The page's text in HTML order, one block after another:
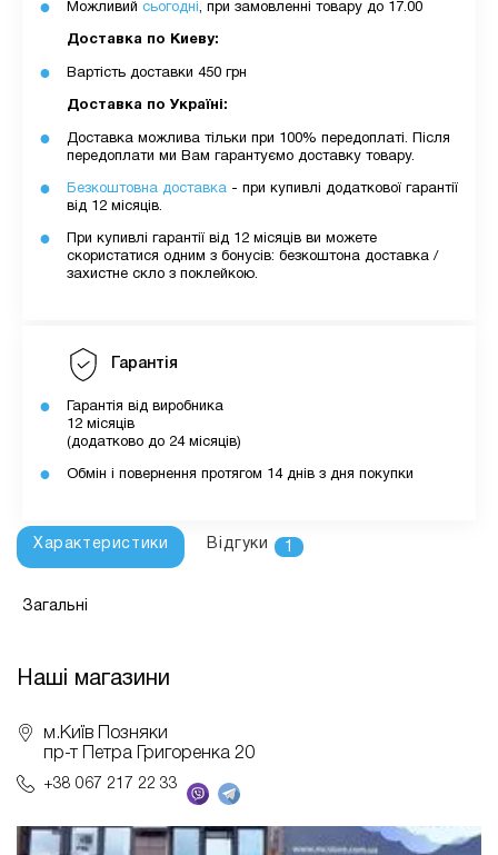
Можливий сьогодні, при замовленні товару до 17.00
Доставка по Киеву:
Вартість доставки 450 грн
Доставка по Україні:
Доставка можлива тільки при 100% передоплаті. Після
передоплати ми Вам гарантуємо доставку товару.
Безкоштовна доставка - при купивлі додаткової гарантії
від 12 місяців.
При купивлі гарантії від 12 місяців ви можете
скористатися одним з бонусів: безкоштона доставка /
захистне скло з поклейкою.
Гарантія
Гарантія від виробника
12 місяців
(додатково до 24 місяців)
Обмін і повернення протягом 14 днів з дня покупки
Характеристики Відгуки 1
Загальні
Наші магазини
м.Київ Позняки
пр-т Петра Григоренка 20
+38 067 217 22 33